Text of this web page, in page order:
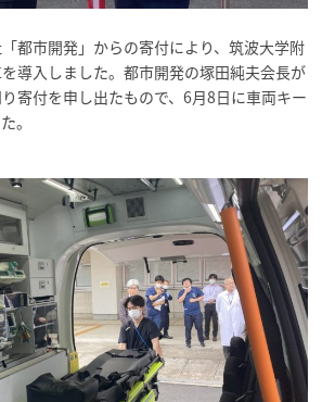
都市開発」からの寄付により、筑波大学附
導入しました。都市開発の塚田純夫会長が
寄付を申し出たもので、6月8日に車両キー
。